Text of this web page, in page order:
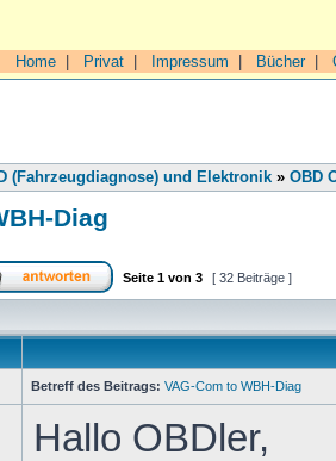
Home Privat Impressum Bücher|
(Fahrzeugdiagnose) und Elektronik » OBD
Diag
Seite 1 von 3 [ 32 Beiträge ]
Betreff des Beitrags: VAG-Com to WBH-Diag
Hallo OBDler,